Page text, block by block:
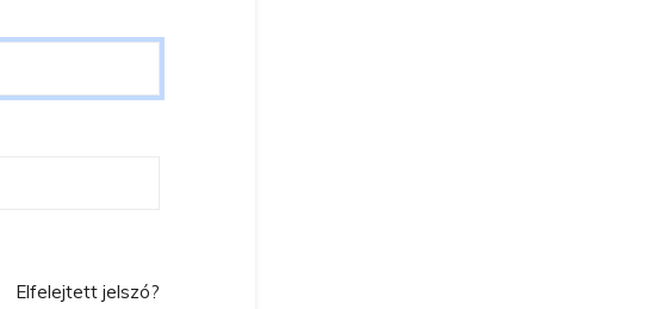
Elfelejtett jelszó?